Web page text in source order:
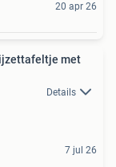
20 apr 26
met
Details
7 jul 26